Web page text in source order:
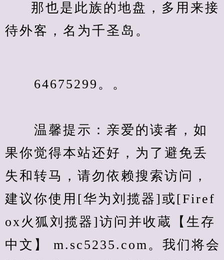
那也是此族的地盘，多用来接
待外客，名为千圣岛。
64675299。。
温馨提示：亲爱的读者，如
果你觉得本站还好，为了避免丢
失和转马，请勿依赖搜索访问，
建议你使用[华为刘揽器]或[Firef
ox火狐刘揽器]访问并收蔵【生存
中文】 m.sc5235.com。我们将会